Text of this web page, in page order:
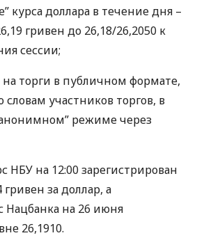
курса доллара в течение дня –
гривен до 26,18/26,2050 к
сессии;
торги в публичном формате,
участников торгов, в
режиме через
НБУ на 12:00 зарегистрирован
за доллар, а
на 26 июня
26,1910.